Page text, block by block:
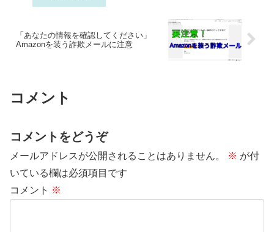
「あなたの情報を確認してください」
Amazonを装う詐欺メールに注意
コメント
コメントをどうぞ
メールアドレスが公開されることはありません。 ※ が付
いている欄は必須項目です
コメント ※